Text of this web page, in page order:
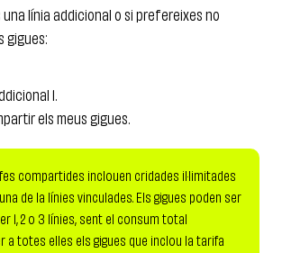
una línia addicional o si prefereixes no
gigues:
1.
els meus gigues.
compartides inclouen cridades il·limitades
de la línies vinculades. Els gigues poden ser
1, 2 o 3 línies, sent el consum total
a totes elles els gigues que inclou la tarifa